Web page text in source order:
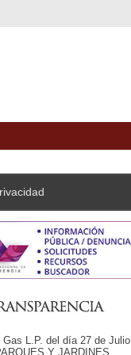
Gas L.P. del día 27 de Julio
Y JARDINES.